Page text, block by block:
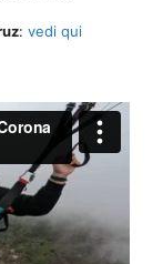
: vedi qui